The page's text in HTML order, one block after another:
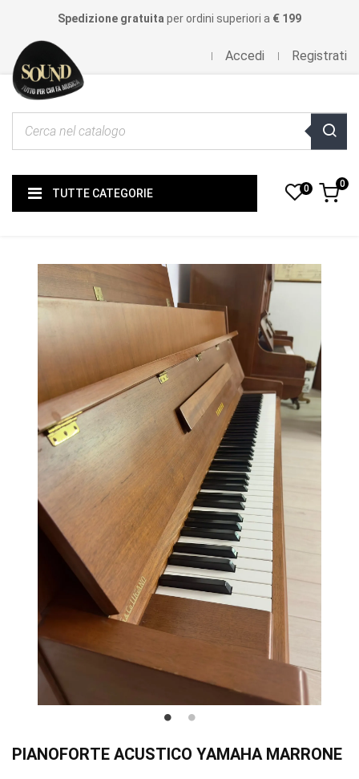
Spedizione gratuita per ordini superiori a € 199
Accedi Registrati
TUTTE CATEGORIE 0 0
PIANOFORTE ACUSTICO YAMAHA MARRONE